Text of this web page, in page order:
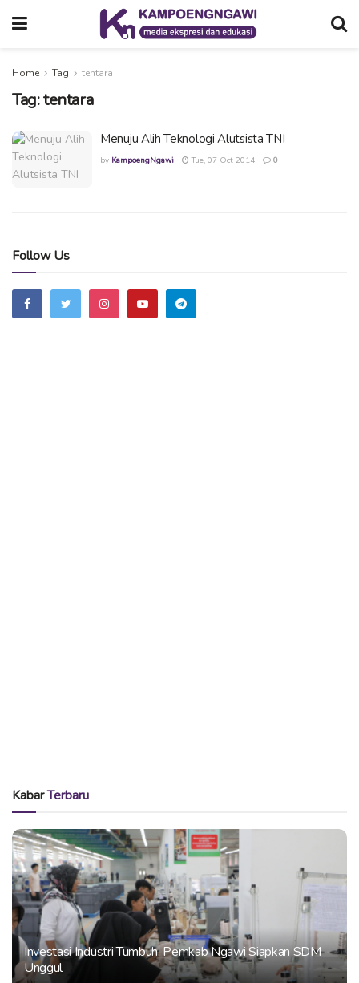
Home Tag tentara
Tag:tentara
Menuju Alih Teknologi Alutsista TNI
by KampoengNgawi Tue, 07 Oct 2014 0
Follow Us
KabarTerbaru
Investasi Industri Tumbuh, Pemkab Ngawi Siapkan SDM
Unggul